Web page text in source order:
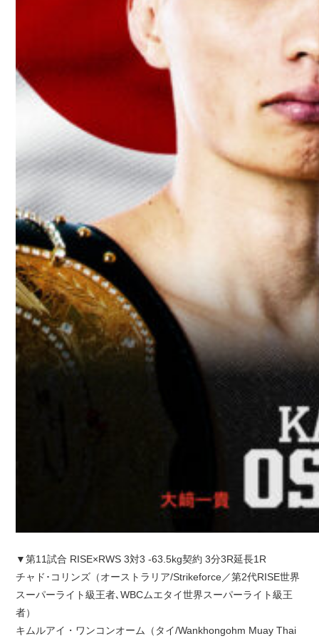
▼第11試合 RISE×RWS 3対3 -63.5kg契約 3分3R延長1R
チャド･コリンズ（オーストラリア/Strikeforce／第2代RISE世界
スーパーライト級王者､WBCムエタイ世界スーパーライト級王
者）
キムルアイ・ワンコンオーム（タイ/Wankhongohm Muay Thai